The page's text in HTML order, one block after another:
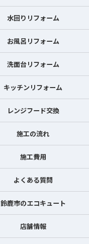
水回りリフォーム
お風呂リフォーム
洗面台リフォーム
キッチンリフォーム
レンジフード交換
施工の流れ
施工費用
よくある質問
鈴鹿市のエコキュート
店舗情報